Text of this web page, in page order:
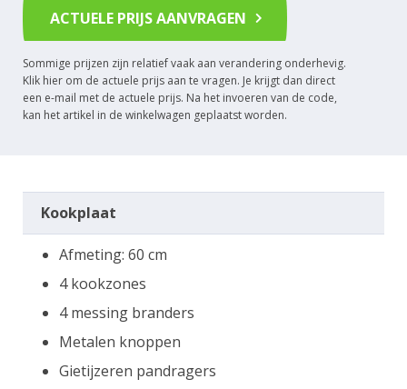
ACTUELE PRIJS AANVRAGEN
Sommige prijzen zijn relatief vaak aan verandering onderhevig.
Klik hier om de actuele prijs aan te vragen. Je krijgt dan direct
een e-mail met de actuele prijs. Na het invoeren van de code,
kan het artikel in de winkelwagen geplaatst worden.
Kookplaat
Afmeting: 60 cm
4 kookzones
4 messing branders
Metalen knoppen
Gietijzeren pandragers